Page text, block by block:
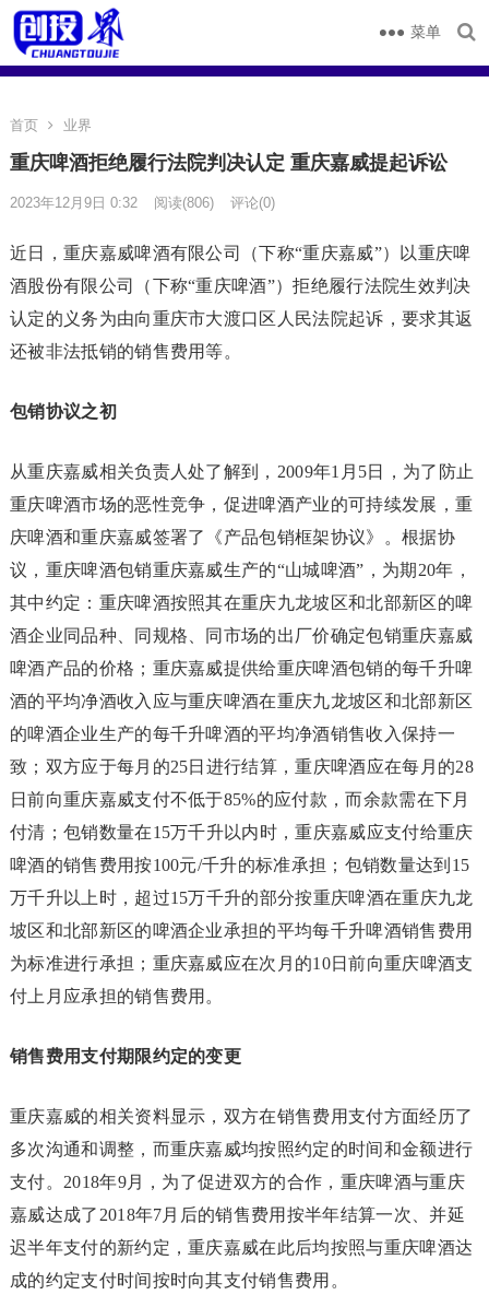
菜单
首页 业界
重庆啤酒拒绝履行法院判决认定 重庆嘉威提起诉讼
2023年12月9日 0:32 阅读(806) 评论(0)
近日，重庆嘉威啤酒有限公司（下称“重庆嘉威”）以重庆啤
酒股份有限公司（下称“重庆啤酒”）拒绝履行法院生效判决
认定的义务为由向重庆市大渡口区人民法院起诉，要求其返
还被非法抵销的销售费用等。
包销协议之初
从重庆嘉威相关负责人处了解到，2009年1月5日，为了防止
重庆啤酒市场的恶性竞争，促进啤酒产业的可持续发展，重
庆啤酒和重庆嘉威签署了《产品包销框架协议》。根据协
议，重庆啤酒包销重庆嘉威生产的“山城啤酒”，为期20年，
其中约定：重庆啤酒按照其在重庆九龙坡区和北部新区的啤
酒企业同品种、同规格、同市场的出厂价确定包销重庆嘉威
啤酒产品的价格；重庆嘉威提供给重庆啤酒包销的每千升啤
酒的平均净酒收入应与重庆啤酒在重庆九龙坡区和北部新区
的啤酒企业生产的每千升啤酒的平均净酒销售收入保持一
致；双方应于每月的25日进行结算，重庆啤酒应在每月的28
日前向重庆嘉威支付不低于85%的应付款，而余款需在下月
付清；包销数量在15万千升以内时，重庆嘉威应支付给重庆
啤酒的销售费用按100元/千升的标准承担；包销数量达到15
万千升以上时，超过15万千升的部分按重庆啤酒在重庆九龙
坡区和北部新区的啤酒企业承担的平均每千升啤酒销售费用
为标准进行承担；重庆嘉威应在次月的10日前向重庆啤酒支
付上月应承担的销售费用。
销售费用支付期限约定的变更
重庆嘉威的相关资料显示，双方在销售费用支付方面经历了
多次沟通和调整，而重庆嘉威均按照约定的时间和金额进行
支付。2018年9月，为了促进双方的合作，重庆啤酒与重庆
嘉威达成了2018年7月后的销售费用按半年结算一次、并延
迟半年支付的新约定，重庆嘉威在此后均按照与重庆啤酒达
成的约定支付时间按时向其支付销售费用。